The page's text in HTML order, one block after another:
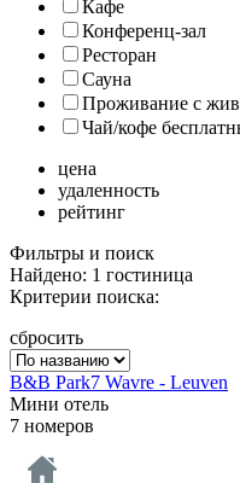
Кафе
Конференц-зал
Ресторан
Сауна
Проживание с
Чай/кофе
цена
удаленность
рейтинг
Фильтры и поиск
Найдено: 1 гостиница
Критерии поиска:
сбросить
B&B Park7 Wavre - Leuven
Мини отель
7 номеров